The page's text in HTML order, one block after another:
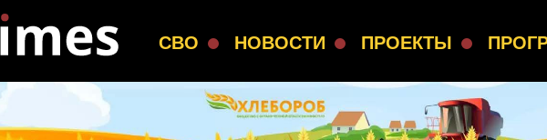
СВО НОВОСТИ ПРОЕКТЫ